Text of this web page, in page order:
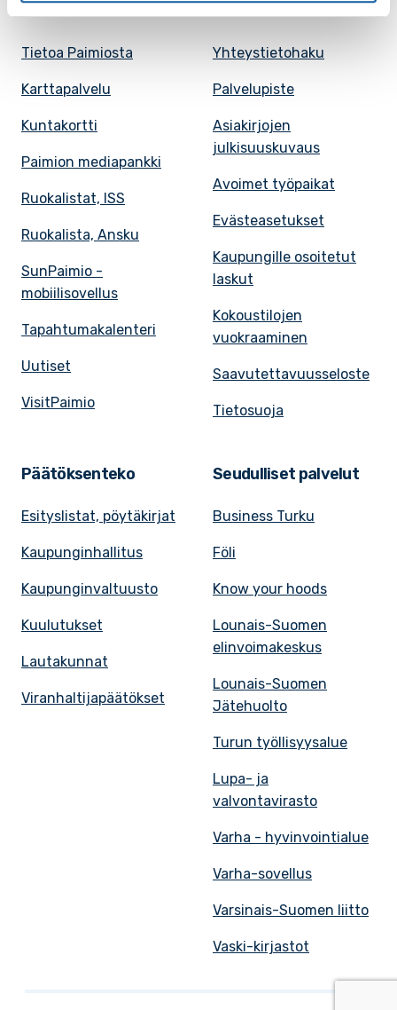
Paimio-tieto
Tietoa Paimiosta
Karttapalvelu
Kuntakortti
Paimion mediapankki
Ruokalistat, ISS
Ruokalista, Ansku
SunPaimio -
mobiilisovellus
Tapahtumakalenteri
Uutiset
VisitPaimio
Asiointi
Yhteystietohaku
Palvelupiste
Asiakirjojen
julkisuuskuvaus
Avoimet työpaikat
Evästeasetukset
Kaupungille osoitetut
laskut
Kokoustilojen
vuokraaminen
Saavutettavuusseloste
Tietosuoja
Päätöksenteko
Esityslistat, pöytäkirjat
Kaupunginhallitus
Kaupunginvaltuusto
Kuulutukset
Lautakunnat
Viranhaltijapäätökset
Seudulliset palvelut
Business Turku
Föli
Know your hoods
Lounais-Suomen
elinvoimakeskus
Lounais-Suomen
Jätehuolto
Turun työllisyysalue
Lupa- ja
valvontavirasto
Varha - hyvinvointialue
Varha-sovellus
Varsinais-Suomen liitto
Vaski-kirjastot